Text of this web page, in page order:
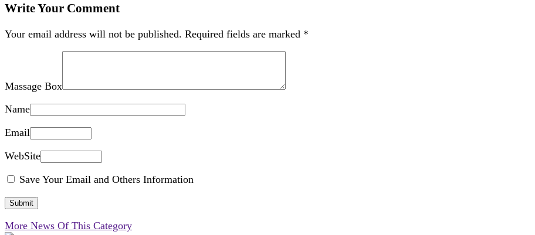
Write Your Comment
Your email address will not be published. Required fields are marked *
Massage Box
Name
Email
WebSite
Save Your Email and Others Information
More News Of This Category